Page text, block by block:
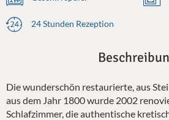
24 Stunden Rezeption
Die wunderschön restaurierte, aus
aus dem Jahr 1800 wurde 2002
Schlafzimmer, die authentische